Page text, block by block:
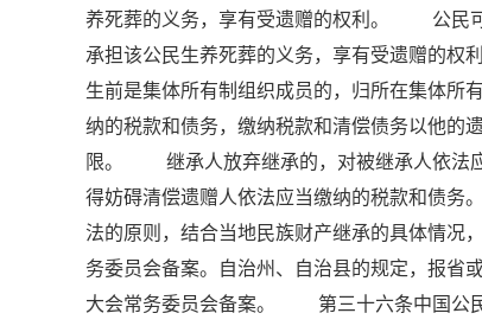
养死葬的义务，享有受遗赠的权利。 公民可
承担该公民生养死葬的义务，享有受遗赠的
生前是集体所有制组织成员的，归所在集体
纳的税款和债务，缴纳税款和清偿债务以他的
限。 继承人放弃继承的，对被继承人依法
得妨碍清偿遗赠人依法应当缴纳的税款和债
法的原则，结合当地民族财产继承的具体情况
务委员会备案。自治州、自治县的规定，报省
大会常务委员会备案。 第三十六条中国公民